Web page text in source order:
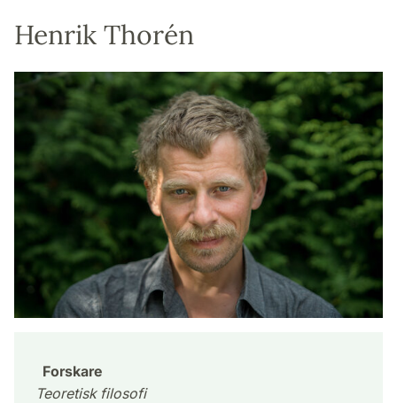
Henrik Thorén
Forskare
Teoretisk filosofi